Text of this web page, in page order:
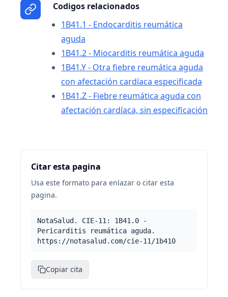
Codigos relacionados
1B41.1 - Endocarditis reumática
aguda
1B41.2 - Miocarditis reumática aguda
1B41.Y - Otra fiebre reumática aguda
con afectación cardíaca especificada
1B41.Z - Fiebre reumática aguda con
afectación cardíaca, sin especificación
Citar esta pagina
Usa este formato para enlazar o citar esta
pagina.
NotaSalud. CIE-11: 1B41.0 -
Pericarditis reumática aguda.
https://notasalud.com/cie-11/1b410
Copiar cita